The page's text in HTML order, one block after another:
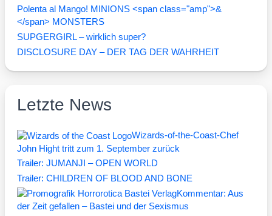
Polenta al Mango! MINIONS <span class="amp">&
</span> MONSTERS
SUPGERGIRL – wirklich super?
DISCLOSURE DAY – DER TAG DER WAHRHEIT
Letzte News
Wizards-of-the-Coast-Chef
John Hight tritt zum 1. September zurück
Trailer: JUMANJI – OPEN WORLD
Trailer: CHILDREN OF BLOOD AND BONE
Kommentar: Aus
der Zeit gefallen – Bastei und der Sexismus